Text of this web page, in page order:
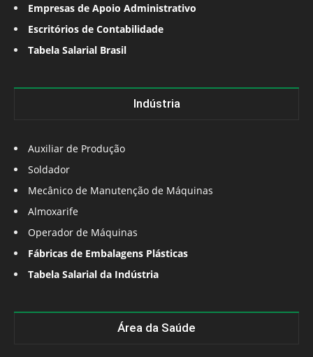
Empresas de Apoio Administrativo
Escritórios de Contabilidade
Tabela Salarial Brasil
Indústria
Auxiliar de Produção
Soldador
Mecânico de Manutenção de Máquinas
Almoxarife
Operador de Máquinas
Fábricas de Embalagens Plásticas
Tabela Salarial da Indústria
Área da Saúde